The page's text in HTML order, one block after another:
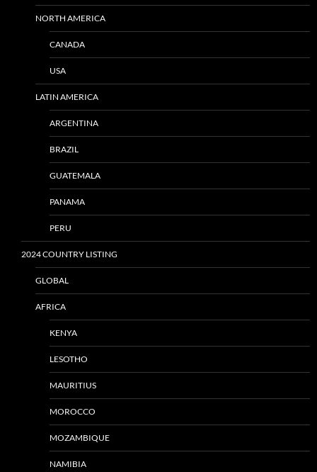
NORTH AMERICA
CANADA
USA
LATIN AMERICA
ARGENTINA
BRAZIL
GUATEMALA
PANAMA
PERU
2024 COUNTRY LISTING
GLOBAL
AFRICA
KENYA
LESOTHO
MAURITIUS
MOROCCO
MOZAMBIQUE
NAMIBIA